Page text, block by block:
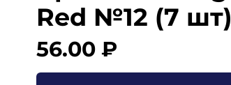
Red №12 (7 шт)
56.00 ₽